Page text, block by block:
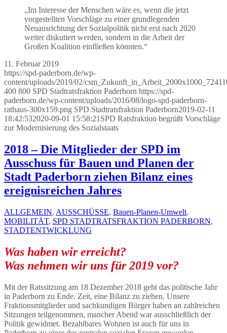
„Im Interesse der Menschen wäre es, wenn die jetzt
vorgestellten Vorschläge zu einer grundlegenden
Neuausrichtung der Sozialpolitik nicht erst nach 2020
weiter diskutiert werden, sondern in die Arbeit der
Großen Koalition einfließen könnten.“
11. Februar 2019
https://spd-paderborn.de/wp-
content/uploads/2019/02/
400 800 SPD Stadtratsfraktion Paderborn https://spd-
paderborn.de/wp-content/uploads/2016/08/logo-spd-paderborn-
rathaus-300x159.png SPD Stadtratsfraktion Paderborn2019-02-11
18:42:532020-09-01 15:58:21 SPD Ratsfraktion begrüßt Vorschläge
zur Modernisierung des Sozialstaats
2018 – Die Mitglieder der SPD im
Ausschuss für Bauen und Planen der
Stadt Paderborn ziehen Bilanz eines
ereignisreichen Jahres
ALLGEMEIN, AUSSCHÜSSE, Bauen-Planen-Umwelt,
MOBILITÄT, SPD STADTRATSFRAKTION PADERBORN,
STADTENTWICKLUNG
Was haben wir erreicht?
Was nehmen wir uns für 2019 vor?
Mit der Ratssitzung am 18 Dezember 2018 geht das politische Jahr
in Paderborn zu Ende. Zeit, eine Bilanz zu ziehen. Unsere
Fraktionsmitglieder und sachkundigen Bürger haben an zahlreichen
Sitzungen teilgenommen, mancher Abend war ausschließlich der
Politik gewidmet. Bezahlbares Wohnen ist auch für uns in